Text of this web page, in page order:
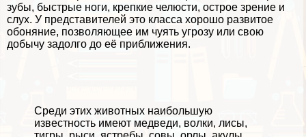
зубы, быстрые ноги, крепкие челюсти, острое зрение и
слух. У представителей это класса хорошо развитое
обоняние, позволяющее им чуять угрозу или свою
добычу задолго до её приближения.
Среди этих животных наибольшую
известность имеют медведи, волки, лисы,